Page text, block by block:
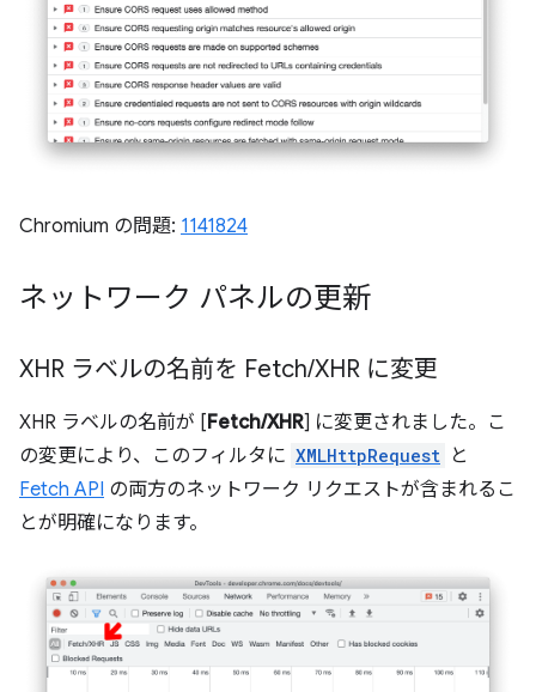
Chromium の問題: 1141824
ネットワーク パネルの更新
XHR ラベルの名前を Fetch/XHR に変更
XHR ラベルの名前が [Fetch/XHR] に変更されました。こ
の変更により、このフィルタに XMLHttpRequest
と
Fetch API の両方のネットワーク リクエストが含まれるこ
とが明確になります。